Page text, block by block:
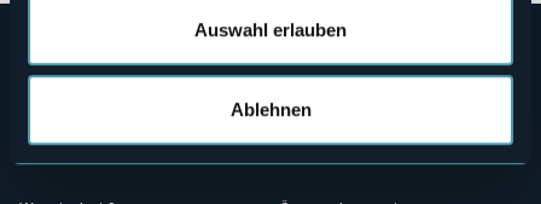
Auswahl erlauben
Ablehnen